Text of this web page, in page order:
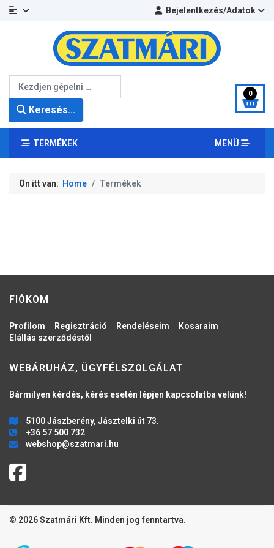
Bejelentkezés/Adatok
Keresés...
0
TERMÉKEK MENÜ
Ön itt van: Home Termékek
FIÓKOM
Profilom Regisztráció Rendeléseim
Kosaraim
Elállás szerződéstől
WEBÁRUHÁZ, ÜGYFÉLSZOLGÁLAT
Bármilyen kérdés, kérés esetén lépjen kapcsolatba velünk!
5100 Jászberény, Jásztelki út 73.
+36 57 500 732
webshop@szatmari.hu
© 2026 Szatmári Kft. Minden jog fenntartva.